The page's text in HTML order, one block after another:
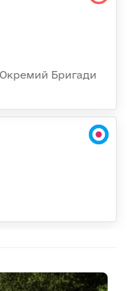
Бригади